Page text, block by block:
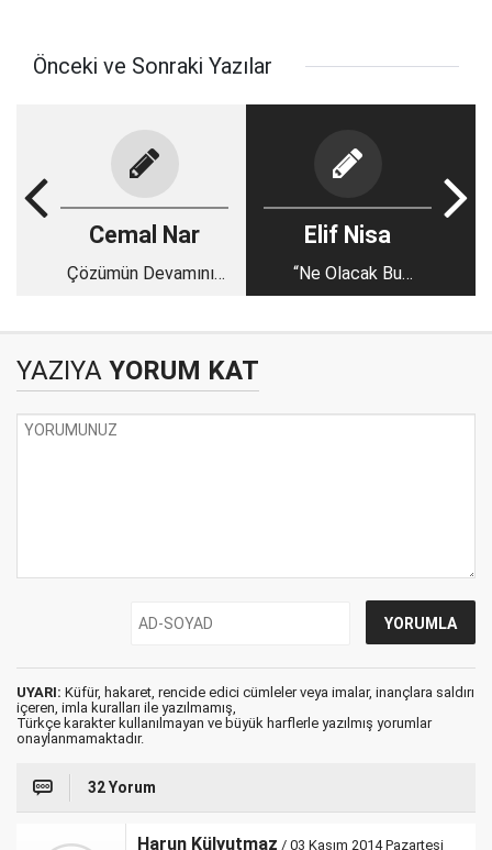
Önceki ve Sonraki Yazılar
Cemal Nar
Çözümün Devamının
Elif Nisa
“Ne Olacak Bu
Gençlerin Hali?”
YAZIYA YORUM KAT
UYARI: Küfür, hakaret, rencide edici cümleler veya imalar, inançlara saldırı
içeren, imla kuralları ile yazılmamış,
Türkçe karakter kullanılmayan ve büyük harflerle yazılmış yorumlar
onaylanmamaktadır.
32 Yorum
Harun Külyutmaz / 03 Kasım 2014 Pazartesi